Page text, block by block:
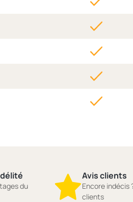
du
Avis clients
Encore indécis
clients